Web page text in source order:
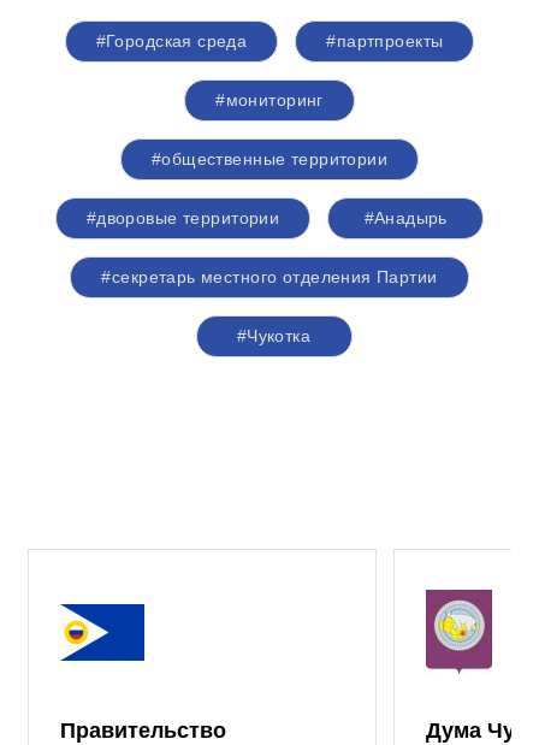
#Городская среда #партпроекты
#мониторинг
#общественные территории
#дворовые территории #Анадырь
#секретарь местного отделения Партии
#Чукотка
Правительство
Дума